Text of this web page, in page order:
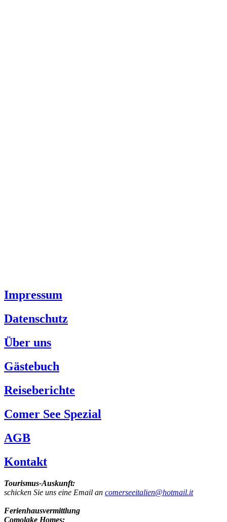
Impressum
Datenschutz
Über uns
Gästebuch
Reiseberichte
Comer See Spezial
AGB
Kontakt
Tourismus-Auskunft:
schicken Sie uns eine Email an comerseeitalien@hotmail.it
Ferienhausvermittlung
Comolake Homes: